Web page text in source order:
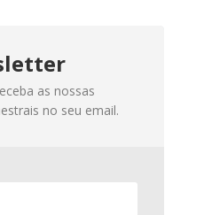
as nossas
no seu email.